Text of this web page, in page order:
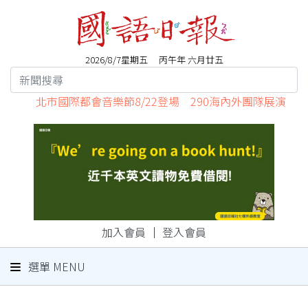
2026/8/7星期五 丙午年 六月廿五
北市國際都會音樂節8/22登場 290海內外團隊展演
加入會員 ｜ 登入會員
選單 MENU